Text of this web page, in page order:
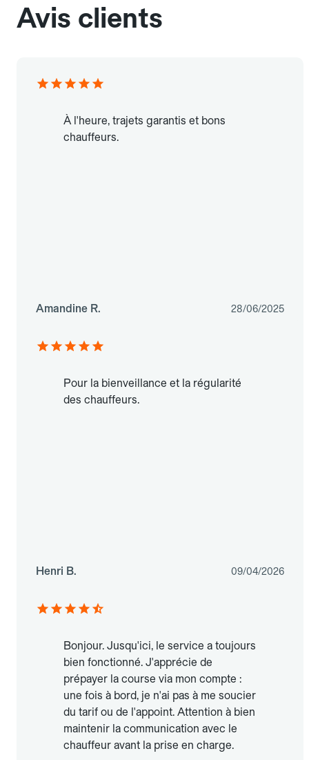
Avis clients
À l'heure, trajets garantis et bons
chauffeurs.
Amandine R. 28/06/2025
Pour la bienveillance et la régularité
des chauffeurs.
Henri B. 09/04/2026
Bonjour. Jusqu'ici, le service a toujours
bien fonctionné. J'apprécie de
prépayer la course via mon compte :
une fois à bord, je n'ai pas à me soucier
du tarif ou de l'appoint. Attention à bien
maintenir la communication avec le
chauffeur avant la prise en charge.